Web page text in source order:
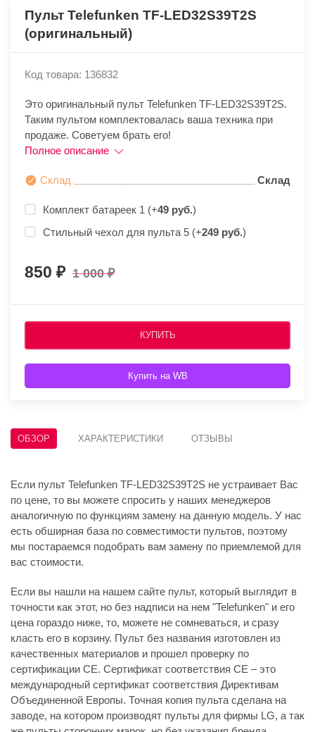
Пульт Telefunken TF-LED32S39T2S
(оригинальный)
Код товара: 136832
Это оригинальный пульт Telefunken TF-LED32S39T2S.
Таким пультом комплектовалась ваша техника при
продаже. Советуем брать его!
Полное описание
Склад Склад
Комплект батареек 1 (+49 руб.)
Стильный чехол для пульта 5 (+249 руб.)
850 1 000
КУПИТЬ
Купить на WB
ОБЗОР ХАРАКТЕРИСТИКИ ОТЗЫВЫ
Если пульт Telefunken TF-LED32S39T2S не устраивает Вас
по цене, то вы можете спросить у наших менеджеров
аналогичную по функциям замену на данную модель. У нас
есть обширная база по совместимости пультов, поэтому
мы постараемся подобрать вам замену по приемлемой для
вас стоимости.
Если вы нашли на нашем сайте пульт, который выглядит в
точности как этот, но без надписи на нем "Telefunken" и его
цена гораздо ниже, то, можете не сомневаться, и сразу
класть его в корзину. Пульт без названия изготовлен из
качественных материалов и прошел проверку по
сертификации CE. Сертификат соответствия СЕ – это
международный сертификат соответствия Директивам
Объединенной Европы. Точная копия пульта сделана на
заводе, на котором производят пульты для фирмы LG, а так